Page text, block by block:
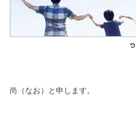
尚（なお）と申します。